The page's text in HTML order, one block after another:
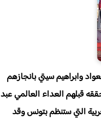
محمد العواد وابراهيم سيتي بانجازهم
قبلهم العداء العالمي عبد
التي ستنظم بتونس وقد